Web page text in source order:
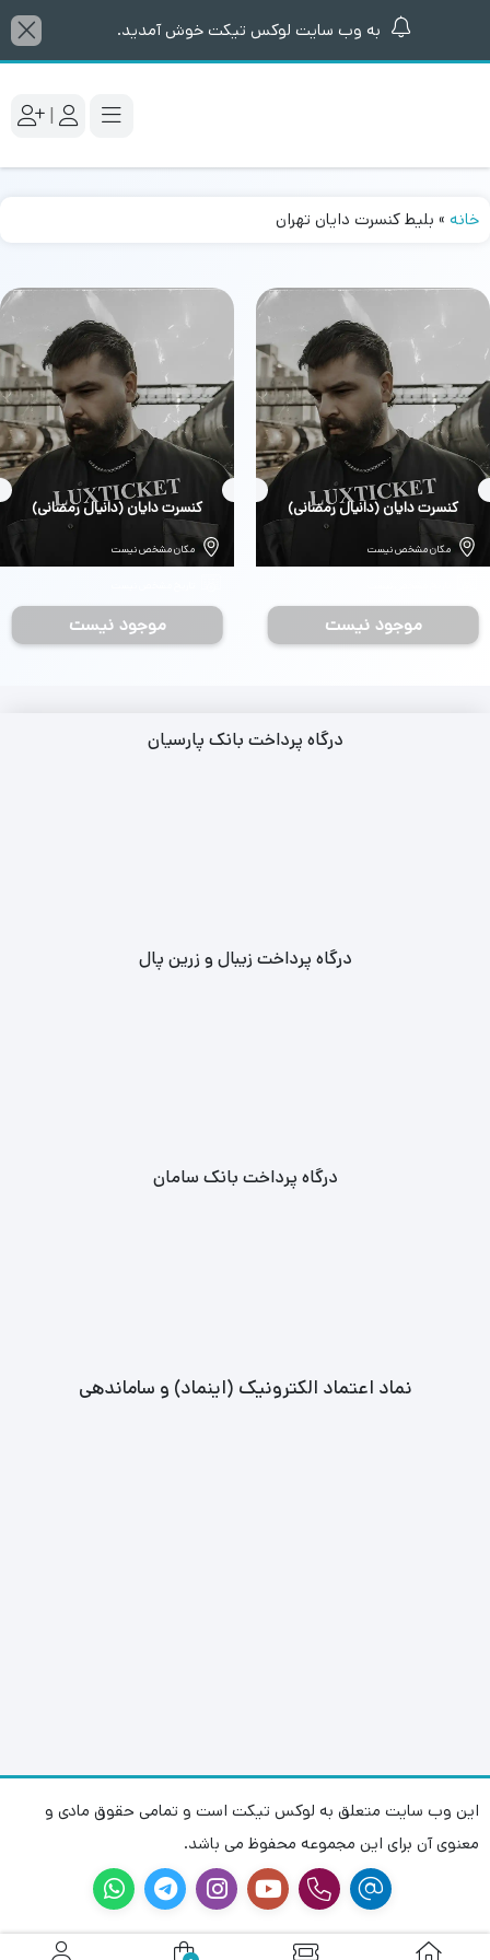
به وب سایت لوکس تیکت خوش آمدید.
|
خانه » بلیط کنسرت دایان تهران
بلیط
کنسرت دایان (دانیال رمضانی)
مکان مشخص نیست
موجود نیست
بلیط
کنسرت دایان (دانیال رمضانی)
مکان مشخص نیست
موجود نیست
درگاه پرداخت بانک پارسیان
درگاه پرداخت زیبال و زرین پال
درگاه پرداخت بانک سامان
نماد اعتماد الکترونیک (اینماد) و ساماندهی
این وب سایت متعلق به لوکس تیکت است و تمامی حقوق مادی و
معنوی آن برای این مجموعه محفوظ می باشد.